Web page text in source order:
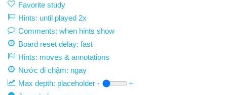
Favorite study
Hints: until played 2x
Comments: when hints show
Board reset delay: fast
Hints: moves & annotations
Nước đi chậm: ngay
Max depth: placeholder -
+